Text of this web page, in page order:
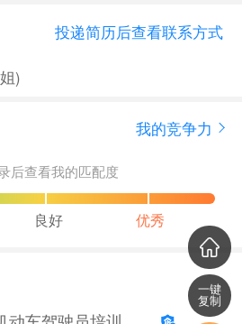
投递简历后查看联系方式
)
我的竞争力
后查看我的匹配度
良好 优秀
一键
复制